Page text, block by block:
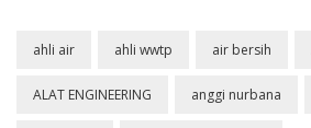
ahli air ahli wwtp air bersih
ALAT ENGINEERING anggi nurbana